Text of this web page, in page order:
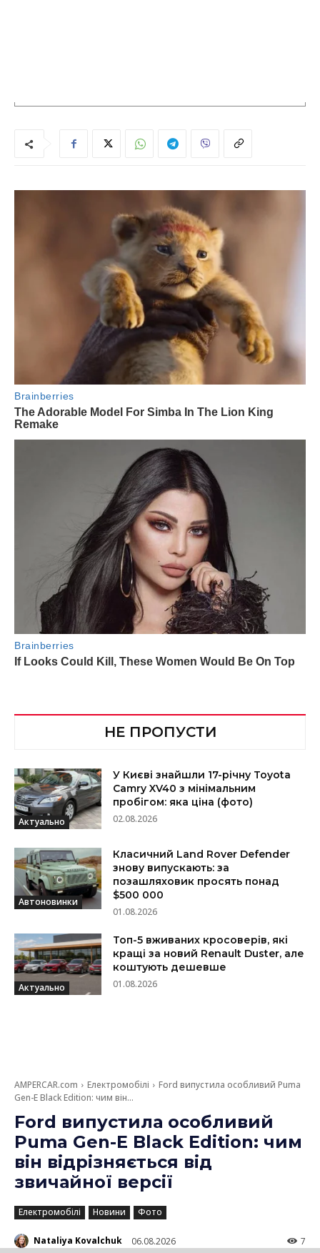
НЕ ПРОПУСТИ
Актуально
У Києві знайшли 17-річну Toyota
Camry XV40 з мінімальним
пробігом: яка ціна (фото)
02.08.2026
Автоновинки
Класичний Land Rover Defender
знову випускають: за
позашляховик просять понад
$500 000
01.08.2026
Актуально
Топ-5 вживаних кросоверів, які
кращі за новий Renault Duster, але
коштують дешевше
01.08.2026